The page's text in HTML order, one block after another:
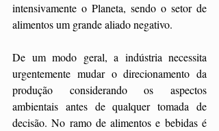
intensivamente o Planeta, sendo o setor de
alimentos um grande aliado negativo.
De um modo geral, a indústria necessita
urgentemente mudar o direcionamento da
produção considerando os aspectos
ambientais antes de qualquer tomada de
decisão. No ramo de alimentos e bebidas é